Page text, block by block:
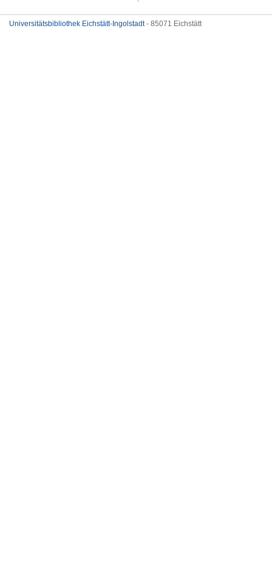
Universitätsbibliothek Eichstätt-Ingolstadt- 85071 Eichstätt